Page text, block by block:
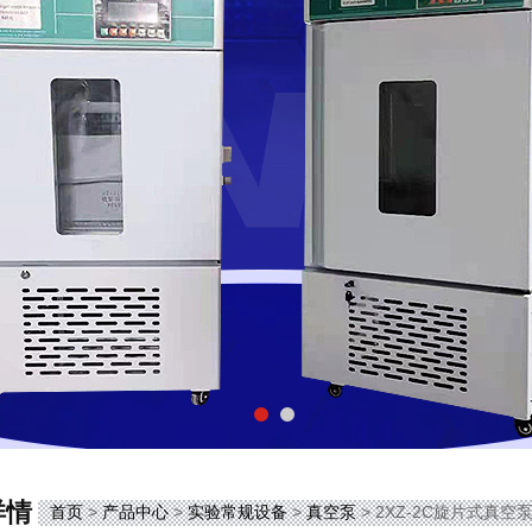
情 首页>产品中心>实验常规设备>真空泵> 2XZ-2C旋片式真空泵